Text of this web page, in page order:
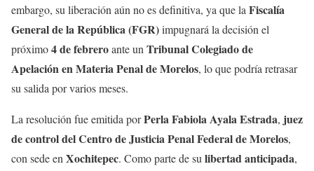
embargo, su liberación aún no es definitiva, ya que la Fiscalía
General de la República (FGR)impugnará la decisión el
próximo4 de febreroante un Tribunal Colegiado de
Apelación en Materia Penal de Morelos, lo que podría retrasar
su salida por varios meses.
La resolución fue emitida porPerla Fabiola Ayala Estrada, juez
de control del Centro de Justicia Penal Federal de Morelos,
con sede en Xochitepec. Como parte de su libertad anticipada,